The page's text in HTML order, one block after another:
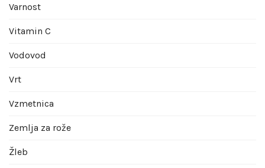
Varnost
Vitamin C
Vodovod
Vrt
Vzmetnica
Zemlja za rože
Žleb